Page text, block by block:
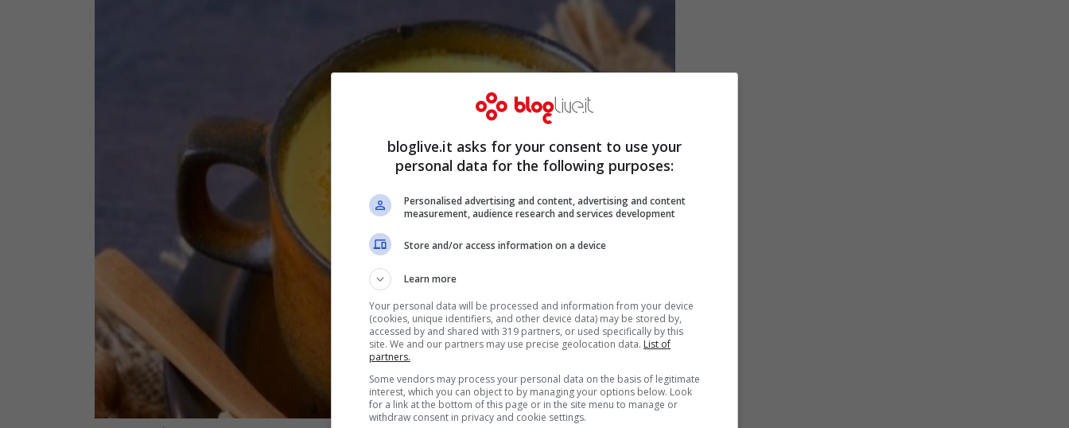
bloglive.it asks for your consent to use your
personal data for the following purposes:
Personalised advertising and content, advertising and content
measurement, audience research and services development
Store and/or access information on a device
Learn more
Your personal data will be processed and information from your device
(cookies, unique identifiers, and other device data) may be stored by,
accessed by and shared with 319 partners, or used specifically by this
site. We and our partners may use precise geolocation data. List of
partners.
Some vendors may process your personal data on the basis of legitimate
interest, which you can object to by managing your options below. Look
for a link at the bottom of this page or in the site menu to manage or
withdraw consent in privacy and cookie settings.